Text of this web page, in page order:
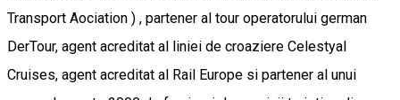
Transport Aociation ) , partener al tour operatorului german
DerTour, agent acreditat al liniei de croaziere Celestyal
Cruises, agent acreditat al Rail Europe si partener al unui